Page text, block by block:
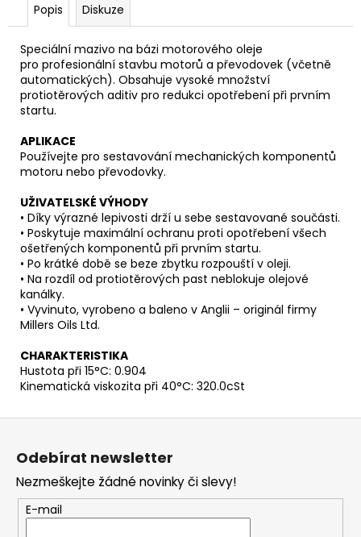
Popis Diskuze
Speciální mazivo na bázi motorového oleje
pro profesionální stavbu motorů a převodovek (včetně
automatických). Obsahuje vysoké množství
protiotěrových aditiv pro redukci opotřebení při prvním
startu.
APLIKACE
Používejte pro sestavování mechanických komponentů
motoru nebo převodovky.
UŽIVATELSKÉ VÝHODY
• Díky výrazné lepivosti drží u sebe sestavované součásti.
• Poskytuje maximální ochranu proti opotřebení všech
ošetřených komponentů při prvním startu.
• Po krátké době se beze zbytku rozpouští v oleji.
• Na rozdíl od protiotěrových past neblokuje olejové
kanálky.
• Vyvinuto, vyrobeno a baleno v Anglii – originál firmy
Millers Oils Ltd.
CHARAKTERISTIKA
Hustota při 15°C: 0.904
Kinematická viskozita při 40°C: 320.0cSt
Z
Odebírat newsletter
Nezmeškejte žádné novinky či slevy!
E-mail